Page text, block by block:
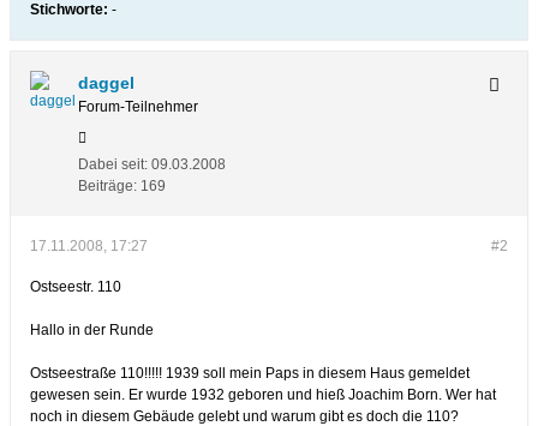
Stichworte: -
daggel
Forum-Teilnehmer
Dabei seit: 09.03.2008
Beiträge: 169
#2
17.11.2008, 17:27
Ostseestr. 110
Hallo in der Runde
Ostseestraße 110!!!!! 1939 soll mein Paps in diesem Haus gemeldet
gewesen sein. Er wurde 1932 geboren und hieß Joachim Born. Wer hat
noch in diesem Gebäude gelebt und warum gibt es doch die 110?